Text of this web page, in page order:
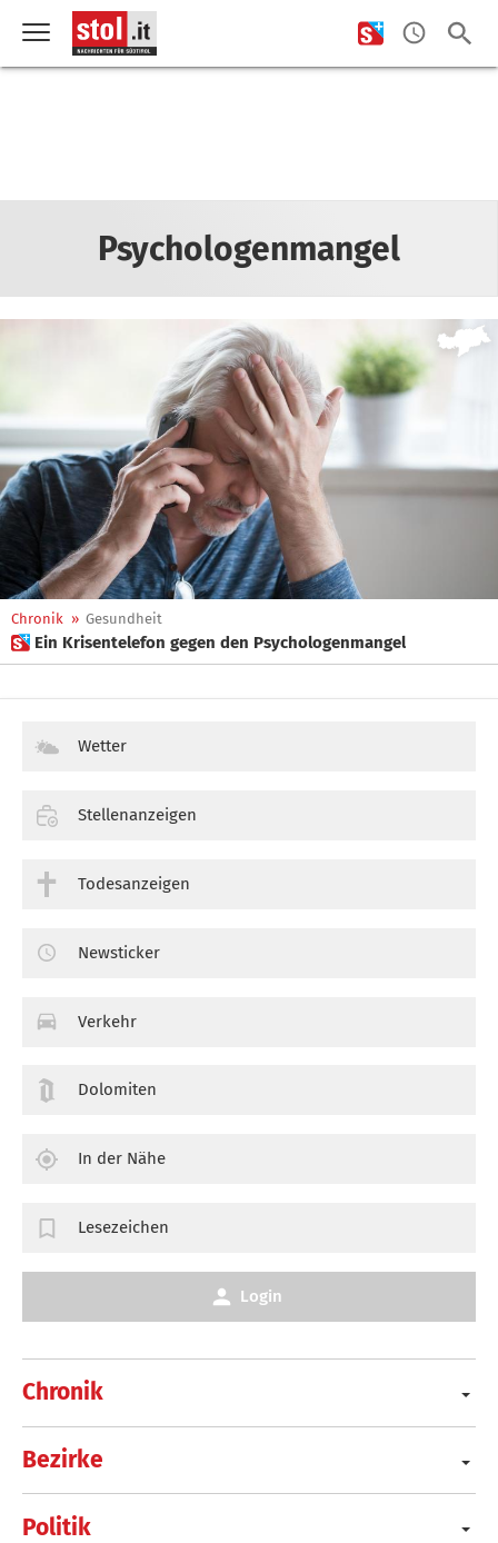
Psychologenmangel
Chronik » Gesundheit
 Ein Krisentelefon gegen den Psychologenmangel
Chronik
Bezirke
Politik
Wetter
Stellenanzeigen
Todesanzeigen
Newsticker
Verkehr
Dolomiten
In der Nähe
Lesezeichen
Login